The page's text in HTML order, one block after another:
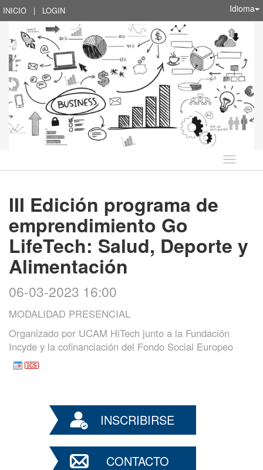
INICIO | LOGIN Idioma
Idioma
III Edición programa de
emprendimiento Go
LifeTech: Salud, Deporte y
Alimentación
06-03-2023 16:00
MODALIDAD PRESENCIAL
Organizado por UCAM HiTech junto a la Fundación
Incyde y la cofinanciación del Fondo Social Europeo
INSCRIBIRSE
CONTACTO